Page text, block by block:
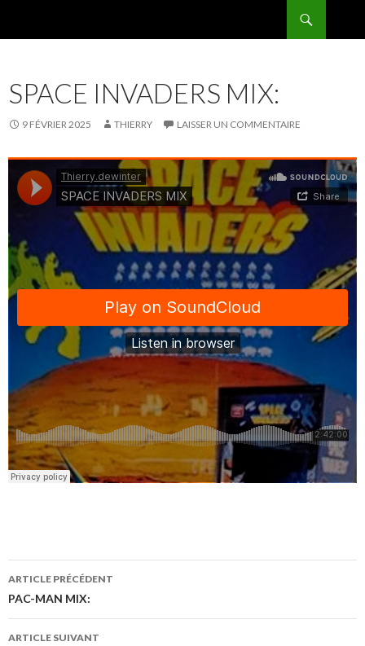
SPACE INVADERS MIX:
9 FÉVRIER 2025 THIERRY LAISSER UN COMMENTAIRE
Navigation
des
ARTICLE PRÉCÉDENT
PAC-MAN MIX:
ARTICLE SUIVANT